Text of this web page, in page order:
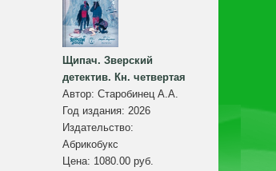
Щипач. Зверский
детектив. Кн. четвертая
Автор: Старобинец А.А.
Год издания: 2026
Издательство:
Абрикобукс
Цена: 1080.00 руб.